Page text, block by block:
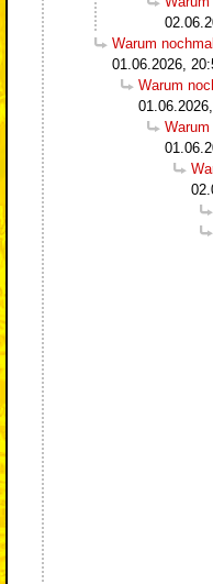
Warum
01.06.2026,
Warum